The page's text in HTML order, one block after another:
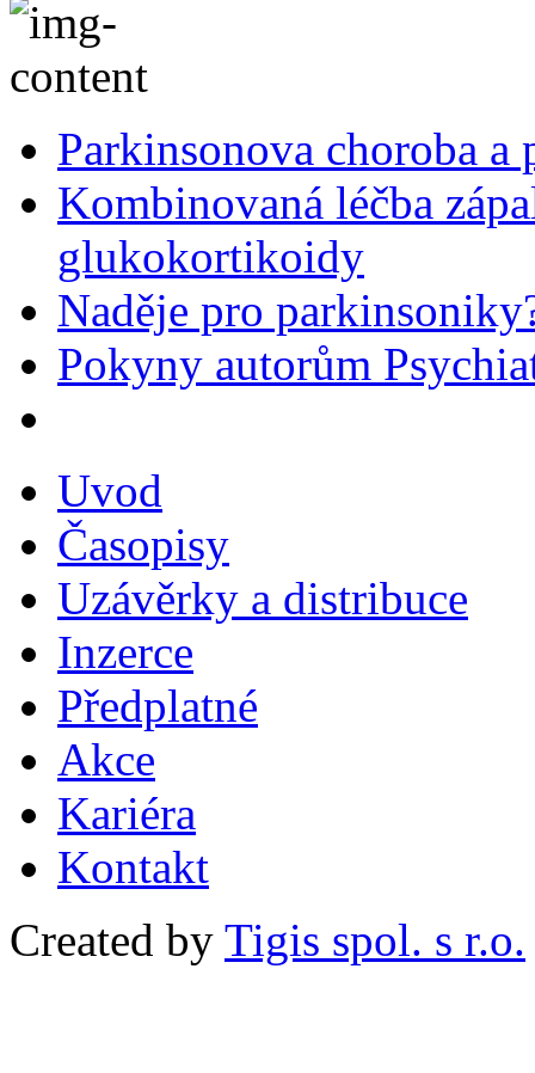
Parkinsonova choroba a
Kombinovaná léčba
glukokortikoidy
Naděje pro
Pokyny autorům
Uvod
Časopisy
Uzávěrky a distribuce
Inzerce
Předplatné
Akce
Kariéra
Kontakt
Created by Tigis spol. s r.o.